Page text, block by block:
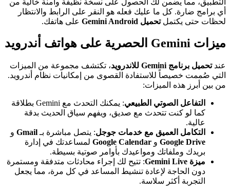
أي برامج ضارة. كل ما عليك فعله هو النقر على الرابط والانتظار
لحظات حتى يكتملتحميل Gemini Android على هاتفك.
ميزات Gemini الحصرية على هواتف أندرويد
عندتحميل برنامج Gemini للاندرويد
، تكتشف مجموعة من الميزات
التي صُممت خصيصاً للاستفادة القصوى من إمكانيات نظام أندرويد.
من بين أبرز هذه الميزات:
التفاعل الصوتي الطبيعي
: يمكنك التحدث مع Gemini بطلاقة
كما لو كنت تتحدث مع صديق، ويفهم سياق الحديث بدقة
عالية.
التكامل العميق مع خدمات جوجل: يتصل مباشرة بـ Gmail و
Google Drive و Google Calendar لمساعدتك في إدارة
بريدك وملفاتك ومواعيدك بأوامر صوتية بسيطة.
ميزة Gemini Live
: تتيح لك إجراء محادثات متدفقة ومستمرة
دون الحاجة لإعادة تنشيط المساعد في كل مرة، مما يجعل
التجربة أكثر سلاسة.